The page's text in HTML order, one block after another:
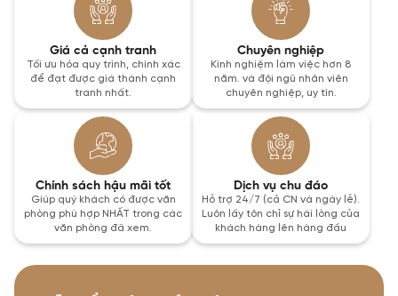
Giá cả cạnh tranh
Tối ưu hóa quy trình, chính xác
để đạt được giá thành cạnh
tranh nhất.
Chuyên nghiệp
Kinh nghiệm làm việc hơn 8
năm. và đội ngũ nhân viên
chuyên nghiệp, uy tín.
Chính sách hậu mãi tốt
Giúp quý khách có được văn
phòng phù hợp NHẤT trong các
văn phòng đã xem.
Dịch vụ chu đáo
Hỗ trợ 24/7 (cả CN và ngày lễ).
Luôn lấy tôn chỉ sự hài lòng của
khách hàng lên hàng đầu